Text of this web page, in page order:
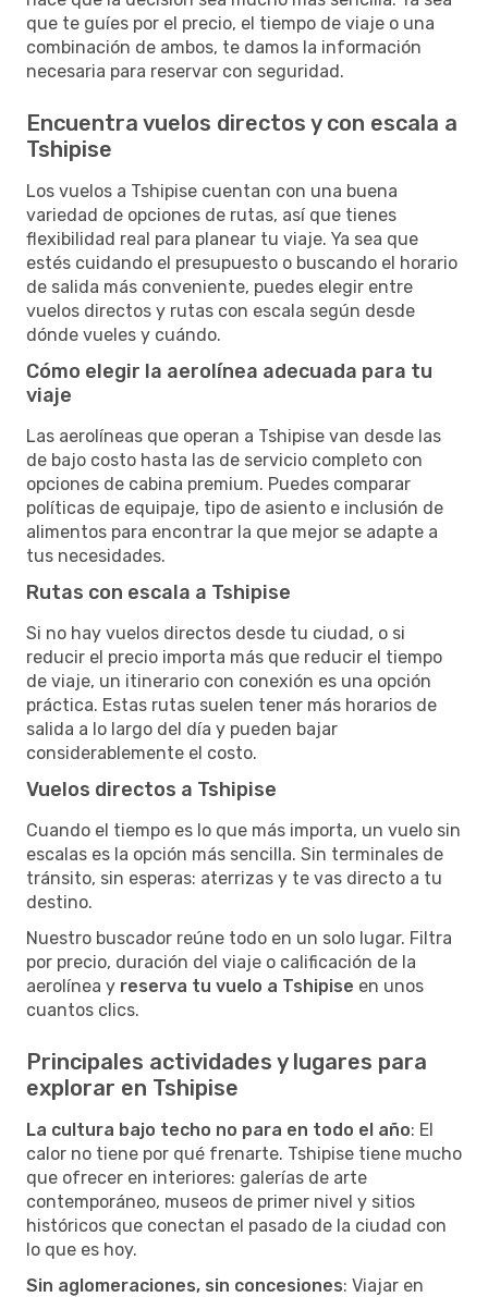
que te guíes por el precio, el tiempo de viaje o una
combinación de ambos, te damos la información
necesaria para reservar con seguridad.
Encuentra vuelos directos y con escala a
Tshipise
Los vuelos a Tshipise cuentan con una buena
variedad de opciones de rutas, así que tienes
flexibilidad real para planear tu viaje. Ya sea que
estés cuidando el presupuesto o buscando el horario
de salida más conveniente, puedes elegir entre
vuelos directos y rutas con escala según desde
dónde vueles y cuándo.
Cómo elegir la aerolínea adecuada para tu
viaje
Las aerolíneas que operan a Tshipise van desde las
de bajo costo hasta las de servicio completo con
opciones de cabina premium. Puedes comparar
políticas de equipaje, tipo de asiento e inclusión de
alimentos para encontrar la que mejor se adapte a
tus necesidades.
Rutas con escala a Tshipise
Si no hay vuelos directos desde tu ciudad, o si
reducir el precio importa más que reducir el tiempo
de viaje, un itinerario con conexión es una opción
práctica. Estas rutas suelen tener más horarios de
salida a lo largo del día y pueden bajar
considerablemente el costo.
Vuelos directos a Tshipise
Cuando el tiempo es lo que más importa, un vuelo sin
escalas es la opción más sencilla. Sin terminales de
tránsito, sin esperas: aterrizas y te vas directo a tu
destino.
Nuestro buscador reúne todo en un solo lugar. Filtra
por precio, duración del viaje o calificación de la
aerolínea y reserva tu vuelo a Tshipise en unos
cuantos clics.
Principales actividades y lugares para
explorar en Tshipise
La cultura bajo techo no para en todo el año: El
calor no tiene por qué frenarte. Tshipise tiene mucho
que ofrecer en interiores: galerías de arte
contemporáneo, museos de primer nivel y sitios
históricos que conectan el pasado de la ciudad con
lo que es hoy.
Sin aglomeraciones, sin concesiones: Viajar en